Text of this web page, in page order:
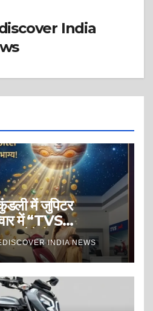
India
में जुपिटर
में “TVS
देते हैं आपका भाग्य!
INDIA NEWS